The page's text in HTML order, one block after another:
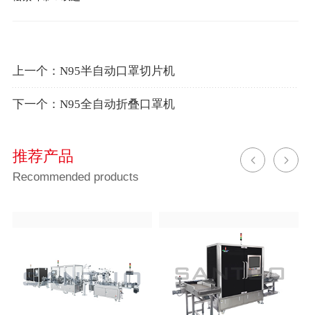
上一个： N95半自动口罩切片机
下一个： N95全自动折叠口罩机
推荐产品
Recommended products